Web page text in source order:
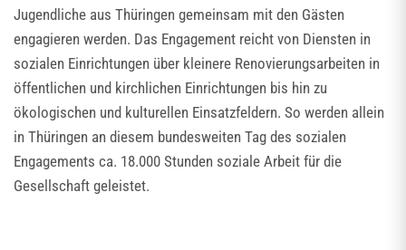
Jugendliche aus Thüringen gemeinsam mit den Gästen
engagieren werden. Das Engagement reicht von Diensten in
sozialen Einrichtungen über kleinere Renovierungsarbeiten in
öffentlichen und kirchlichen Einrichtungen bis hin zu
ökologischen und kulturellen Einsatzfeldern. So werden allein
in Thüringen an diesem bundesweiten Tag des sozialen
Engagements ca. 18.000 Stunden soziale Arbeit für die
Gesellschaft geleistet.